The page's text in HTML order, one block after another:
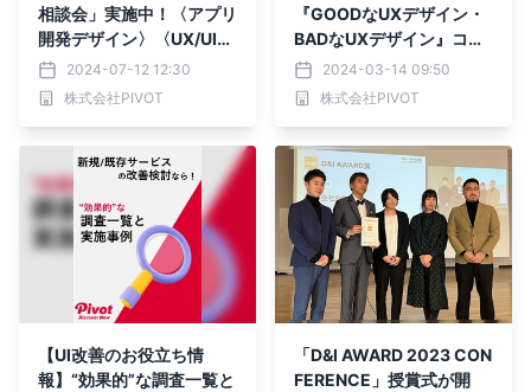
相談会」実施中！〈アプリ
開発デザイン〉〈UX/UIデ
ザイン〉〈DX推進〉プロ
が本気でアドバイス！
2024-07-12 12:30
株式会社PIVOT
『GOODなUXデザイン・
BADなUXデザイン』コラ
ムをUXデザインに強いPIV
OTが公開
2024-03-14 09:50
株式会社PIVOT
【UI改善のお役立ち情
報】“効果的”な調査一覧と
「D&I AWARD 2023 CON
FERENCE」授賞式が開